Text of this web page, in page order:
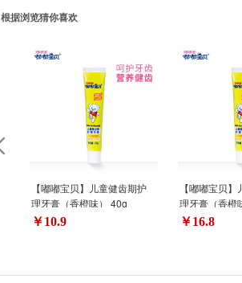
根据浏览猜你喜欢
【嘟嘟宝贝】儿童健齿期护
理牙膏（香橙味） 40g
￥10.9
【嘟嘟宝贝
理牙膏（香橙
￥16.8